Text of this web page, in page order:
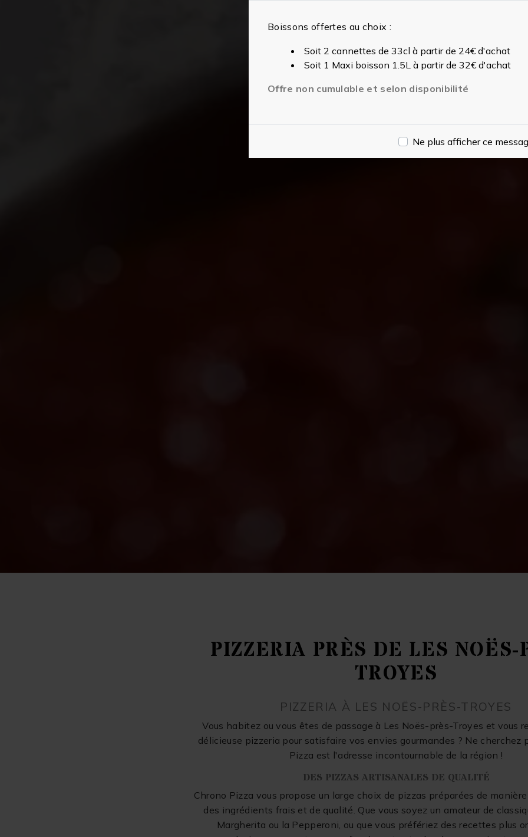
Boissons offertes au choix :
Soit 2 cannettes de 33cl à partir de 24€ d'achat
Soit 1 Maxi boisson 1.5L à partir de 32€ d'achat
Offre non cumulable et selon disponibilité
Ne plus afficher ce
PIZZERIA PRÈS DE LES NOËS-
TROYES
PIZZERIA À LES NOËS-PRÈS-TROYES
Vous habitez ou vous êtes de passage à Les Noës-près-Troyes et vous
délicieuse pizzeria pour satisfaire vos envies gourmandes ? Ne cherchez
Pizza est l'adresse incontournable de la région !
DES PIZZAS ARTISANALES DE QUALITÉ
Chrono Pizza vous propose un large choix de pizzas préparées de
des ingrédients frais et de qualité. Que vous soyez un amateur de
Margherita ou la Pepperoni, ou que vous préfériez des recettes plus